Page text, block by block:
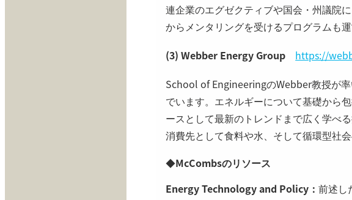
連企業のエグゼクティブや国会・州議院
からメンタリングを受けるプログラムも運
(3) Webber Energy Group
https://
School of EngineeringのWebber教授が
でいます。エネルギーについて基礎から
ースとして最新のトレンドまで広く学べ
消費先として食料や水、そして循環型社
◆McCombsのリソース
Energy Technology and Policy：前述し